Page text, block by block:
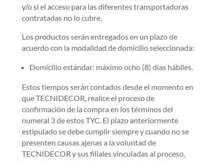
y/o si el acceso para las diferentes transportadoras
contratadas no lo cubre.
Los productos serán entregados en un plazo de
acuerdo con la modalidad de domicilio seleccionada:
Domicilio estándar: máximo ocho (8) días hábiles.
Estos tiempos serán contados desde el momento en
que TECNIDECOR, realice el proceso de
confirmación de la compra en los términos del
numeral 3 de estos TYC. El plazo anteriormente
estipulado se debe cumplir siempre y cuando no se
presenten causas ajenas a la voluntad de
TECNIDECOR y sus filiales vinculadas al proceso,